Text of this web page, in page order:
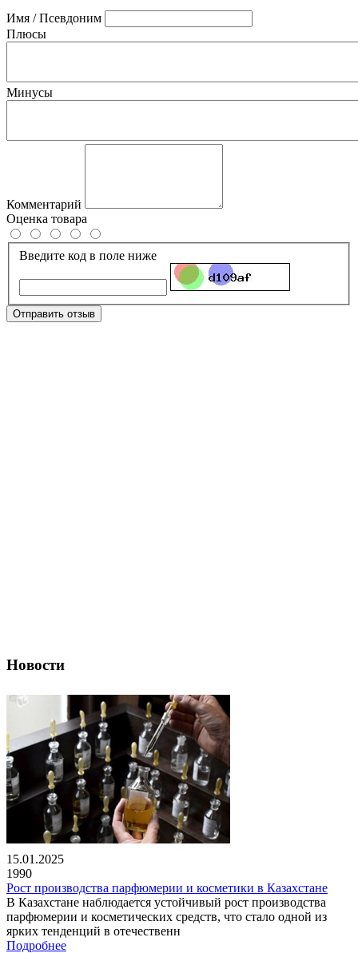
Имя / Псевдоним
Плюсы
Минусы
Комментарий
Оценка товара
Введите код в поле ниже
Отправить отзыв
Новости
15.01.2025
1990
Рост производства парфюмерии и косметики в Казахстане
В Казахстане наблюдается устойчивый рост производства
парфюмерии и косметических средств, что стало одной из
ярких тенденций в отечественн
Подробнее